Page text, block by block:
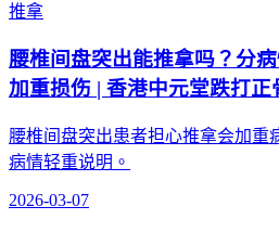
推拿
腰椎间盘突出能推拿吗？分
加重损伤 | 香港中元堂跌打正
腰椎间盘突出患者担心推拿会加重
病情轻重说明。
2026-03-07